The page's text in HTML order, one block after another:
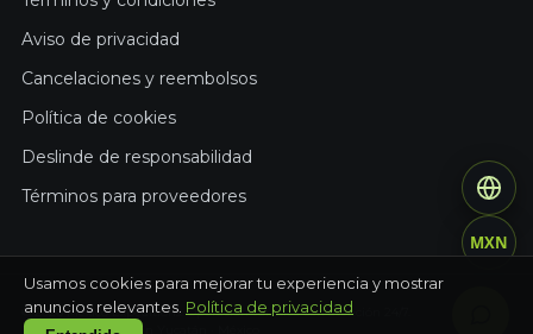
Aviso de privacidad
Cancelaciones y reembolsos
Política de cookies
Deslinde de responsabilidad
Términos para proveedores
© 2026 Mexico Expeditions. Operación turística con atención 24/7.
Hecho con cuidado en Yucatán · México
Usamos cookies para mejorar tu experiencia y mostrar
anuncios relevantes. Política de privacidad
MXN